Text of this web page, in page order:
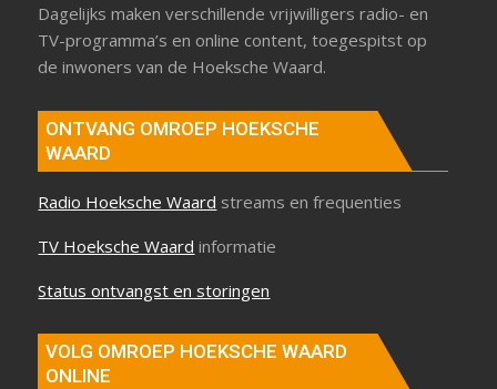
Dagelijks maken verschillende vrijwilligers radio- en
TV-programma’s en online content, toegespitst op
de inwoners van de Hoeksche Waard.
ONTVANG OMROEP HOEKSCHE
WAARD
Radio Hoeksche Waard streams en frequenties
TV Hoeksche Waard informatie
Status ontvangst en storingen
VOLG OMROEP HOEKSCHE WAARD
ONLINE